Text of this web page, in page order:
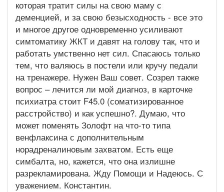
которая тратит силы на свою маму с
деменцией, и за свою безысходность - все это
и многое другое одновременно усиливают
симтоматику ЖКТ и давят на голову так, что и
работать умственно нет сил. Спасаюсь только
тем, что валяюсь в постели или кручу педали
на тренажере. Нужен Ваш совет. Созрел также
вопрос – лечится ли мой диагноз, в карточке
психиатра стоит F45.0 (соматизированное
расстройство) и как успешно?. Думаю, что
может поменять Золофт на что-то типа
венфлаксина с дополнительным
норадреналиновым захватом. Есть еще
симбалта, но, кажется, что она излишне
разрекламирована. Жду Помощи и Надеюсь. С
уважением. Константин.